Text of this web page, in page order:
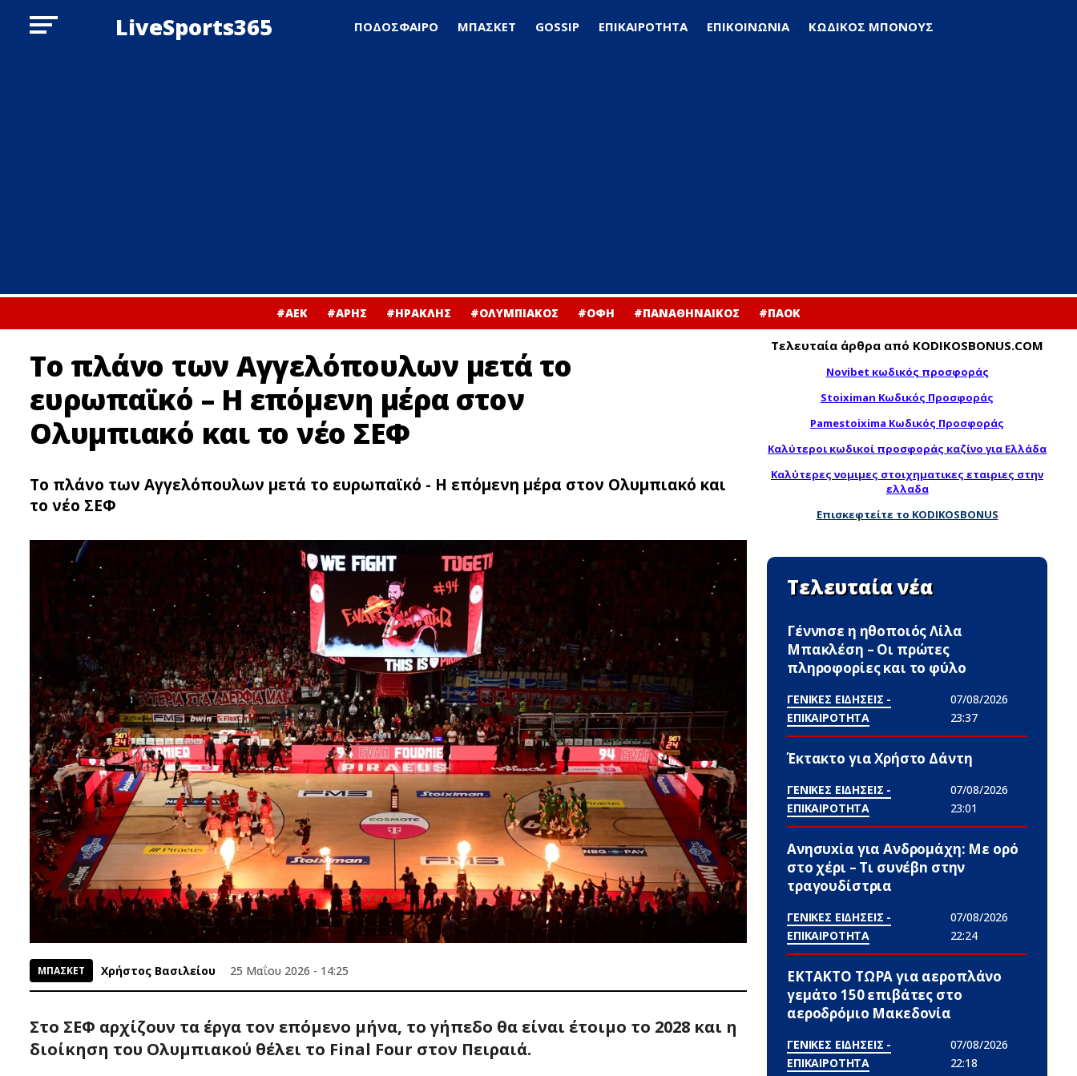
LiveSports365 ΠΟΔΟΣΦΑΙΡΟ ΜΠΑΣΚΕΤ GOSSIP ΕΠΙΚΑΙΡΟΤΗΤΑ ΕΠΙΚΟΙΝΩΝΙΑ ΚΩΔΙΚΟΣ ΜΠΟΝΟΥΣ
#ΑΕΚ #ΑΡΗΣ #ΗΡΑΚΛΗΣ #ΟΛΥΜΠΙΑΚΟΣ #ΟΦΗ #ΠΑΝΑΘΗΝΑΙΚΟΣ #ΠΑΟΚ
Το πλάνο των Αγγελόπουλων μετά το
ευρωπαϊκό – Η επόμενη μέρα στον
Ολυμπιακό και το νέο ΣΕΦ
Το πλάνο των Αγγελόπουλων μετά το ευρωπαϊκό - Η επόμενη μέρα στον Ολυμπιακό και
το νέο ΣΕΦ
ΜΠΑΣΚΕΤ Χρήστος Βασιλείου 25 Μαΐου 2026 - 14:25
Στο ΣΕΦ αρχίζουν τα έργα τον επόμενο μήνα, το γήπεδο θα είναι έτοιμο το 2028 και η
διοίκηση του Ολυμπιακού θέλει το Final Four στον Πειραιά.
Τελευταία άρθρα από KODIKOSBONUS.COM
Novibet κωδικός προσφοράς
Stoiximan Κωδικός Προσφοράς
Pamestoixima Κωδικός Προσφοράς
Καλύτεροι κωδικοί προσφοράς καζίνο για Ελλάδα
Καλύτερες νομιμες στοιχηματικες εταιριες στην
ελλαδα
Επισκεφτείτε το KODIKOSBONUS
Τελευταία νέα
Γέννnσε η ηθοποιός Λίλα
Μπακλέση – Οι πρώτες
πληροφορίες και το φύλο
ΓΕΝΙΚΕΣ ΕΙΔΗΣΕΙΣ -
ΕΠΙΚΑΙΡΟΤΗΤΑ
07/08/2026
23:37
Έκτακτο για Χρήστο Δάντη
ΓΕΝΙΚΕΣ ΕΙΔΗΣΕΙΣ -
ΕΠΙΚΑΙΡΟΤΗΤΑ
07/08/2026
23:01
Ανησυxία για Ανδρομάχη: Με ορό
στο χέρι – Τι συνέβn στην
τραγουδίστρια
ΓΕΝΙΚΕΣ ΕΙΔΗΣΕΙΣ -
ΕΠΙΚΑΙΡΟΤΗΤΑ
07/08/2026
22:24
ΕΚΤΑΚΤΟ ΤΩΡΑ για αεροπλάνο
γεμάτο 150 επιβάτες στο
αεροδρόμιο Μακεδονία
ΓΕΝΙΚΕΣ ΕΙΔΗΣΕΙΣ -
ΕΠΙΚΑΙΡΟΤΗΤΑ
07/08/2026
22:18